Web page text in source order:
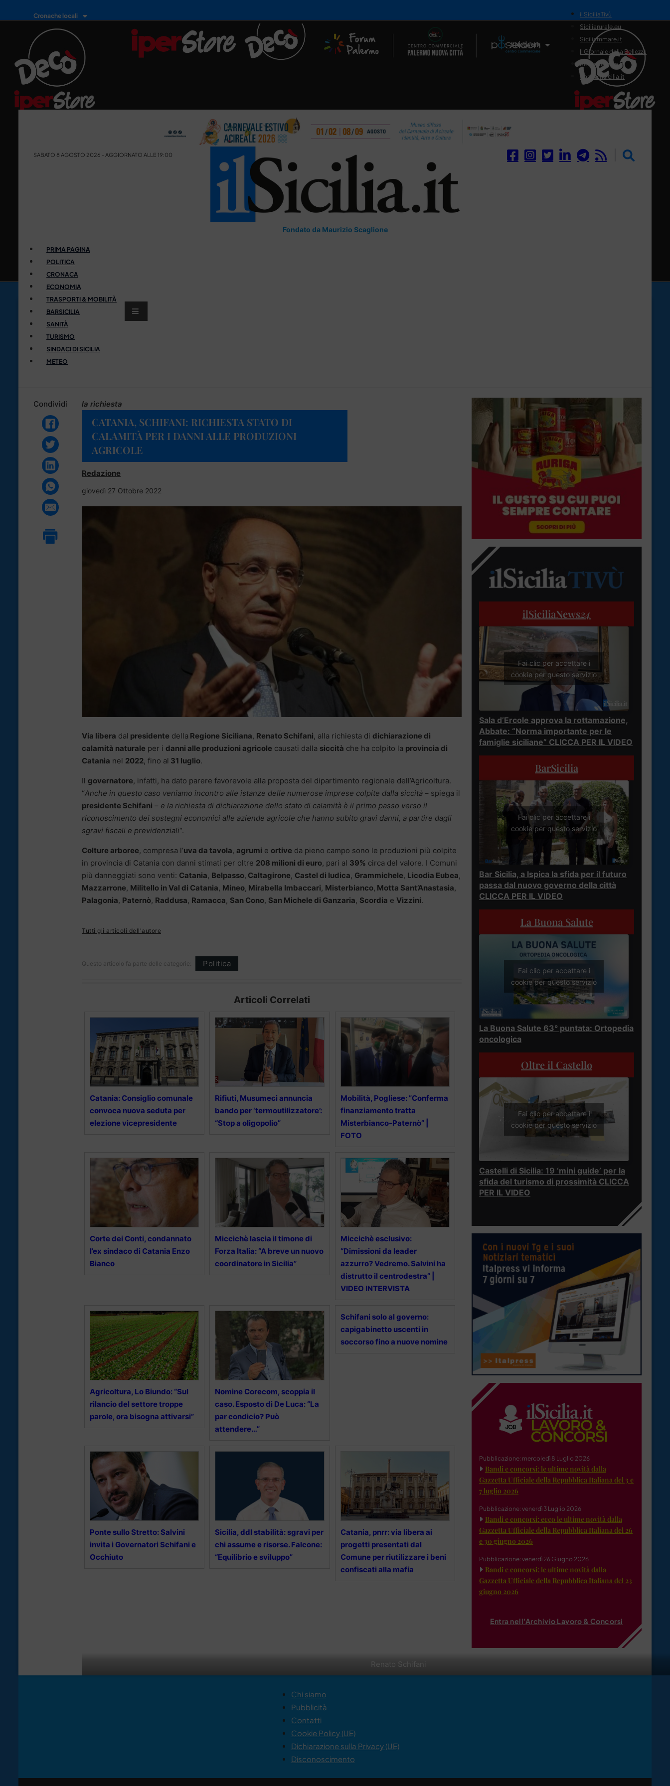
Cronache locali
Il Network
il SiciliaTivù
Siciliarurale.eu
Siciliammare.it
Il Giornale della Bellezza
Siciliamedica.it
Sanitainsicilia.it
SABATO 8 AGOSTO 2026 - AGGIORNATO ALLE 19:00
Fondato da Maurizio Scaglione
PRIMA PAGINA
POLITICA
CRONACA
ECONOMIA
TRASPORTI & MOBILITÀ
BARSICILIA
SANITÀ
TURISMO
SINDACI DI SICILIA
METEO
Condividi la richiesta
CATANIA, SCHIFANI: RICHIESTA STATO DI
CALAMITÀ PER I DANNI ALLE PRODUZIONI
AGRICOLE
Redazione
giovedì 27 Ottobre 2022
Renato Schifani
Via libera dal presidente della Regione Siciliana, Renato Schifani, alla richiesta di dichiarazione di
calamità naturale per i danni alle produzioni agricole causati dalla siccità che ha colpito la provincia di
Catania nel 2022, fino al 31 luglio.
Il governatore, infatti, ha dato parere favorevole alla proposta del dipartimento regionale dell’Agricoltura.
“Anche in questo caso veniamo incontro alle istanze delle numerose imprese colpite dalla siccità – spiega il
presidente Schifani – e la richiesta di dichiarazione dello stato di calamità è il primo passo verso il
riconoscimento dei sostegni economici alle aziende agricole che hanno subito gravi danni, a partire dagli
sgravi fiscali e previdenziali“.
Colture arboree, compresa l’uva da tavola, agrumi e ortive da pieno campo sono le produzioni più colpite
in provincia di Catania con danni stimati per oltre 208 milioni di euro, pari al 39% circa del valore. I Comuni
più danneggiati sono venti: Catania, Belpasso, Caltagirone, Castel di Iudica, Grammichele, Licodia Eubea,
Mazzarrone, Militello in Val di Catania, Mineo, Mirabella Imbaccari, Misterbianco, Motta Sant’Anastasia,
Palagonia, Paternò, Raddusa, Ramacca, San Cono, San Michele di Ganzaria, Scordia e Vizzini.
Tutti gli articoli dell'autore
Questo articolo fa parte delle categorie: Politica
Articoli Correlati
Catania: Consiglio comunale
convoca nuova seduta per
elezione vicepresidente
Rifiuti, Musumeci annuncia
bando per ‘termoutilizzatore’:
“Stop a oligopolio”
Mobilità, Pogliese: ”Conferma
finanziamento tratta
Misterbianco-Paternò” |
FOTO
Corte dei Conti, condannato
l’ex sindaco di Catania Enzo
Bianco
Miccichè lascia il timone di
Forza Italia: “A breve un nuovo
coordinatore in Sicilia”
Miccichè esclusivo:
“Dimissioni da leader
azzurro? Vedremo. Salvini ha
distrutto il centrodestra” |
VIDEO INTERVISTA
Agricoltura, Lo Biundo: “Sul
rilancio del settore troppe
parole, ora bisogna attivarsi”
Nomine Corecom, scoppia il
caso. Esposto di De Luca: “La
par condicio? Può
attendere…”
Schifani solo al governo:
capigabinetto uscenti in
soccorso fino a nuove nomine
Ponte sullo Stretto: Salvini
invita i Governatori Schifani e
Occhiuto
Sicilia, ddl stabilità: sgravi per
chi assume e risorse. Falcone:
“Equilibrio e sviluppo”
Catania, pnrr: via libera ai
progetti presentati dal
Comune per riutilizzare i beni
confiscati alla mafia
ilSiciliaNews24
Fai clic per accettare i
cookie per questo servizio
Sala d’Ercole approva la rottamazione,
Abbate: “Norma importante per le
famiglie siciliane” CLICCA PER IL VIDEO
BarSicilia
Fai clic per accettare i
cookie per questo servizio
Bar Sicilia, a Ispica la sfida per il futuro
passa dal nuovo governo della città
CLICCA PER IL VIDEO
La Buona Salute
Fai clic per accettare i
cookie per questo servizio
La Buona Salute 63° puntata: Ortopedia
oncologica
Oltre il Castello
Fai clic per accettare i
cookie per questo servizio
Castelli di Sicilia: 19 ‘mini guide’ per la
sfida del turismo di prossimità CLICCA
PER IL VIDEO
Pubblicazione: mercoledì 8 Luglio 2026
Bandi e concorsi: le ultime novità dalla
Gazzetta Ufficiale della Repubblica Italiana del 3 e
7 luglio 2026
Pubblicazione: venerdì 3 Luglio 2026
Bandi e concorsi: ecco le ultime novità dalla
Gazzetta Ufficiale della Repubblica Italiana del 26
e 30 giugno 2026
Pubblicazione: venerdì 26 Giugno 2026
Bandi e concorsi: le ultime novità dalla
Gazzetta Ufficiale della Repubblica Italiana del 23
giugno 2026
Entra nell'Archivio Lavoro & Concorsi
Chi siamo
Pubblicità
Contatti
Cookie Policy (UE)
Dichiarazione sulla Privacy (UE)
Disconoscimento